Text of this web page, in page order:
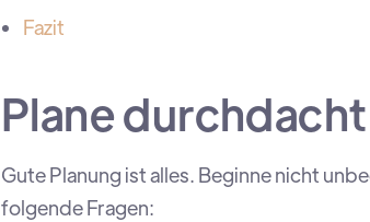
Fazit
Plane durchdacht
Gute Planung ist alles. Beginne nicht
folgende Fragen: